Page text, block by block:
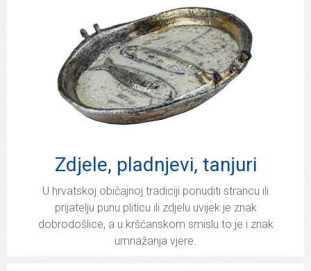
Zdjele, pladnjevi, tanjuri
U hrvatskoj običajnoj tradiciji ponuditi strancu ili
prijatelju punu pliticu ili zdjelu uvijek je znak
dobrodošlice, a u kršćanskom smislu to je i znak
umnažanja vjere.